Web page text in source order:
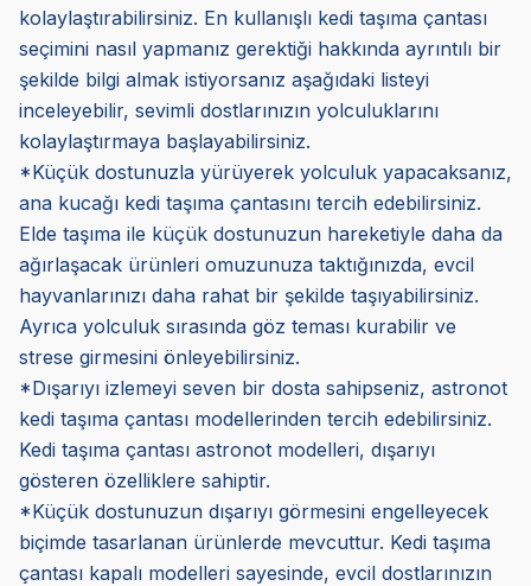
kolaylaştırabilirsiniz. En kullanışlı kedi taşıma çantası
seçimini nasıl yapmanız gerektiği hakkında ayrıntılı bir
şekilde bilgi almak istiyorsanız aşağıdaki listeyi
inceleyebilir, sevimli dostlarınızın yolculuklarını
kolaylaştırmaya başlayabilirsiniz.
*Küçük dostunuzla yürüyerek yolculuk yapacaksanız,
ana kucağı kedi taşıma çantasını tercih edebilirsiniz.
Elde taşıma ile küçük dostunuzun hareketiyle daha da
ağırlaşacak ürünleri omuzunuza taktığınızda, evcil
hayvanlarınızı daha rahat bir şekilde taşıyabilirsiniz.
Ayrıca yolculuk sırasında göz teması kurabilir ve
strese girmesini önleyebilirsiniz.
*Dışarıyı izlemeyi seven bir dosta sahipseniz, astronot
kedi taşıma çantası modellerinden tercih edebilirsiniz.
Kedi taşıma çantası astronot modelleri, dışarıyı
gösteren özelliklere sahiptir.
*Küçük dostunuzun dışarıyı görmesini engelleyecek
biçimde tasarlanan ürünlerde mevcuttur. Kedi taşıma
çantası kapalı modelleri sayesinde, evcil dostlarınızın